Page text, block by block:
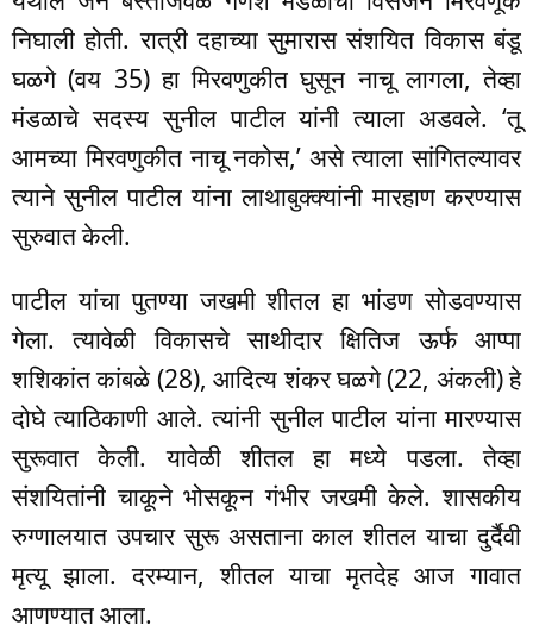
निघाली होती. रात्री दहाच्या सुमारास संशयित विकास बंडू
घळगे (वय 35) हा मिरवणुकीत घुसून नाचू लागला, तेव्हा
मंडळाचे सदस्य सुनील पाटील यांनी त्याला अडवले. ‘तू
आमच्या मिरवणुकीत नाचू नकोस,’ असे त्याला सांगितल्यावर
त्याने सुनील पाटील यांना लाथाबुक्क्यांनी मारहाण करण्यास
सुरुवात केली.
पाटील यांचा पुतण्या जखमी शीतल हा भांडण सोडवण्यास
गेला. त्यावेळी विकासचे साथीदार क्षितिज ऊर्फ आप्पा
शशिकांत कांबळे (28), आदित्य शंकर घळगे (22, अंकली) हे
दोघे त्याठिकाणी आले. त्यांनी सुनील पाटील यांना मारण्यास
सुरूवात केली. यावेळी शीतल हा मध्ये पडला. तेव्हा
संशयितांनी चाकूने भोसकून गंभीर जखमी केले. शासकीय
रुग्णालयात उपचार सुरू असताना काल शीतल याचा दुर्दैवी
मृत्यू झाला. दरम्यान, शीतल याचा मृतदेह आज गावात
आणण्यात आला.